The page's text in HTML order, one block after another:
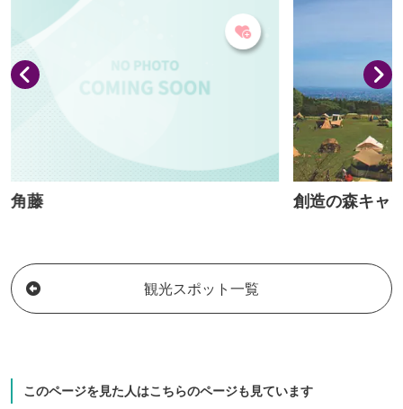
角藤 創造の森キャ
観光スポット一覧
このページを見た人はこちらのページも見ています